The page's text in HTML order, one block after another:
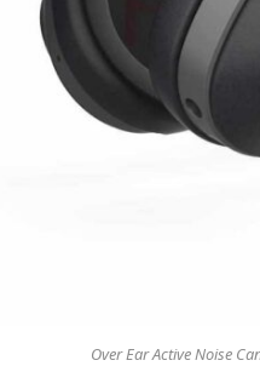
Over Ear Active Noise